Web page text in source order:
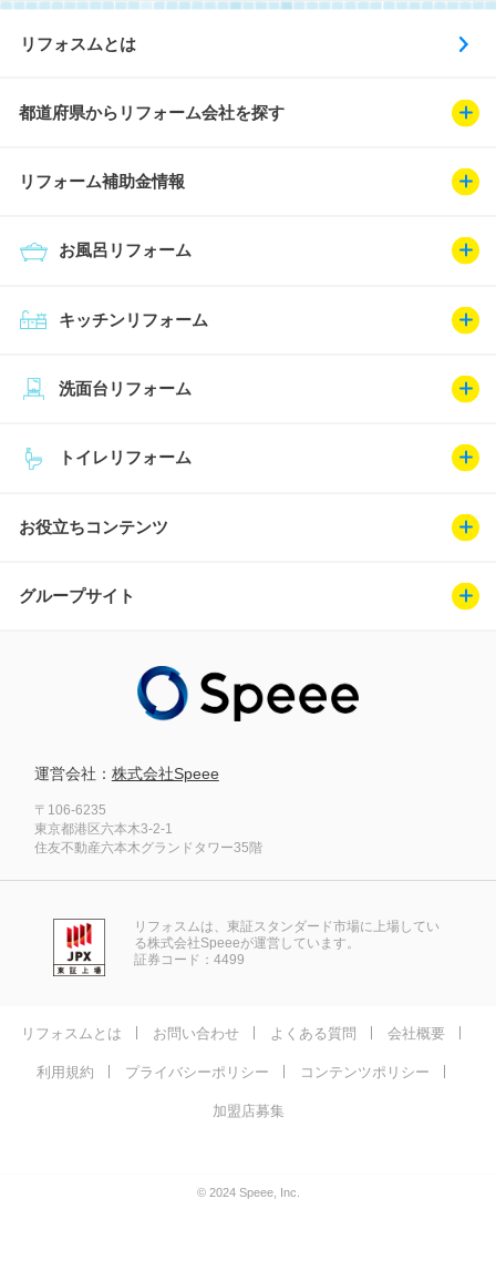
リフォスムとは
都道府県からリフォーム会社を探す
リフォーム補助金情報
キッチンリフォーム
お風呂リフォーム
トイレリフォーム
洗面台リフォーム
お役立ちコンテンツ
グループサイト
運営会社： 株式会社Speee
〒106-6235
東京都港区六本木3-2-1
住友不動産六本木グランドタワー35階
リフォスムは、東証スタンダード市場に上場してい
る株式会社Speeeが運営しています。
証券コード：4499
リフォスムとは お問い合わせ よくある質問 会社概要
利用規約 プライバシーポリシー コンテンツポリシー
加盟店募集
© 2024 Speee, Inc.